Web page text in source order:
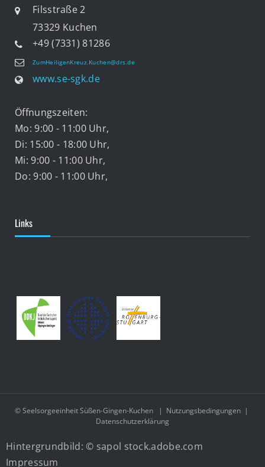
Filsstraße 2
73329 Kuchen
+49 (7331) 81286
ZumHeiligenKreuz.Kuchen@drs.de
www.se-sgk.de
Öffnungszeiten:
Mo: 9:00 - 11:00 Uhr,
Di: 15:00 - 18:00 Uhr,
Mi: 9:00 - 11:00 Uhr,
Do: 9:00 - 11:00 Uhr,
Links
© Seelsorgeeinheit Süßen-Gingen-Kuchen | Nutzungsbedingungen |
Datenschutzerklärung
Hintergrundbild: © sapol stock.adobe.com
Impressum